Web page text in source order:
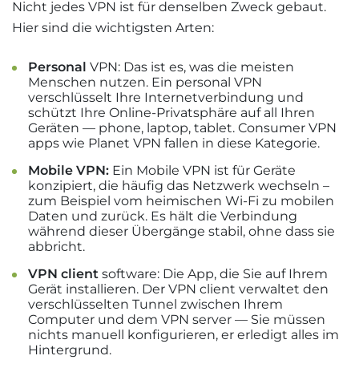
Nicht jedes VPN ist für denselben Zweck gebaut.
Hier sind die wichtigsten Arten:
Personal VPN: Das ist es, was die meisten
Menschen nutzen. Ein personal VPN
verschlüsselt Ihre Internetverbindung und
schützt Ihre Online-Privatsphäre auf all Ihren
Geräten — phone, laptop, tablet. Consumer VPN
apps wie Planet VPN fallen in diese Kategorie.
Mobile VPN: Ein Mobile VPN ist für Geräte
konzipiert, die häufig das Netzwerk wechseln –
zum Beispiel vom heimischen Wi-Fi zu mobilen
Daten und zurück. Es hält die Verbindung
während dieser Übergänge stabil, ohne dass sie
abbricht.
VPN client software: Die App, die Sie auf Ihrem
Gerät installieren. Der VPN client verwaltet den
verschlüsselten Tunnel zwischen Ihrem
Computer und dem VPN server — Sie müssen
nichts manuell konfigurieren, er erledigt alles im
Hintergrund.